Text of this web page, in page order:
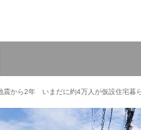
震から2年 いまだに約4万人が仮設住宅暮ら